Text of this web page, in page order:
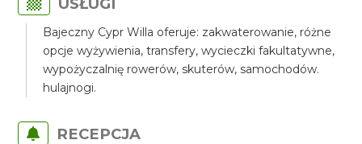
Bajeczny Cypr Willa oferuje: zakwaterowanie, różne
opcje wyżywienia, transfery, wycieczki fakultatywne,
wypożyczalnię rowerów, skuterów, samochodów.
hulajnogi.
RECEPCJA